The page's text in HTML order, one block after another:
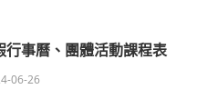
事曆、團體活動課程表
06-26